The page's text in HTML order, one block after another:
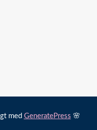
med GeneratePress 🌸